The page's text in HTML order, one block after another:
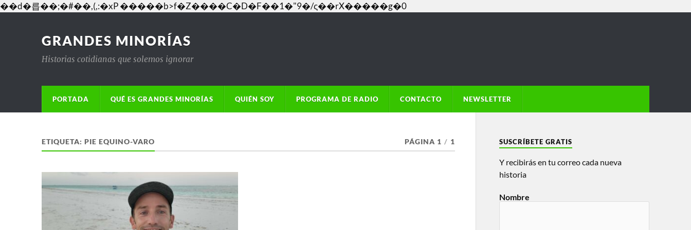
��d�릅��;�#��,(,:�xP �����b>f�Z����C�D�F��1�"9�/ς��rX�����g�0
GRANDES MINORÍAS
Historias cotidianas que solemos ignorar
PORTADA QUÉ ES GRANDES MINORÍAS QUIÉN SOY PROGRAMA DE RADIO CONTACTO NEWSLETTER
ETIQUETA: PIE EQUINO-VARO PÁGINA 1 / 1 SUSCRÍBETE GRATIS
Y recibirás en tu correo cada nueva
historia
Nombre